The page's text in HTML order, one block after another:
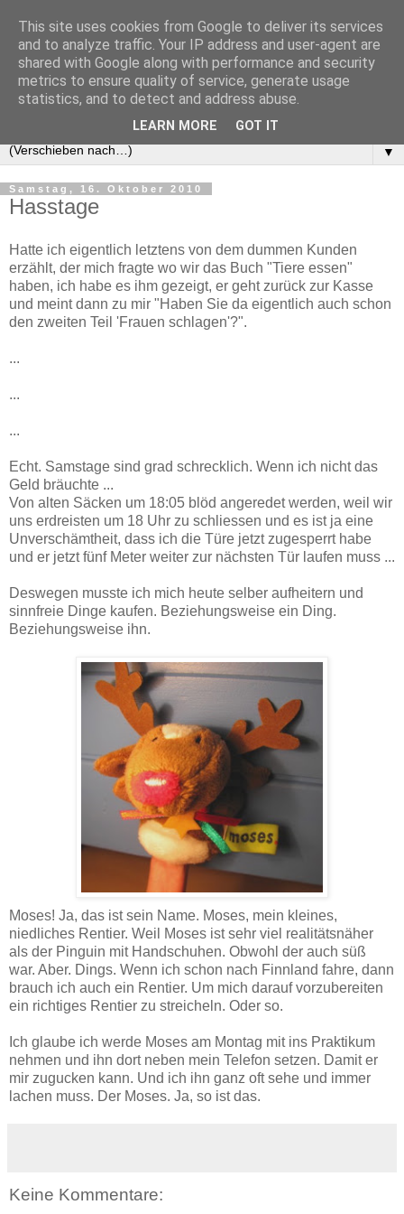
▼
Samstag, 16. Oktober 2010
Hasstage
Hatte ich eigentlich letztens von dem dummen Kunden
erzählt, der mich fragte wo wir das Buch "Tiere essen"
haben, ich habe es ihm gezeigt, er geht zurück zur Kasse
und meint dann zu mir "Haben Sie da eigentlich auch schon
den zweiten Teil 'Frauen schlagen'?".
...
...
...
Echt. Samstage sind grad schrecklich. Wenn ich nicht das
Geld bräuchte ...
Von alten Säcken um 18:05 blöd angeredet werden, weil wir
uns erdreisten um 18 Uhr zu schliessen und es ist ja eine
Unverschämtheit, dass ich die Türe jetzt zugesperrt habe
und er jetzt fünf Meter weiter zur nächsten Tür laufen muss ...
Deswegen musste ich mich heute selber aufheitern und
sinnfreie Dinge kaufen. Beziehungsweise ein Ding.
Beziehungsweise ihn.
Moses! Ja, das ist sein Name. Moses, mein kleines,
niedliches Rentier. Weil Moses ist sehr viel realitätsnäher
als der Pinguin mit Handschuhen. Obwohl der auch süß
war. Aber. Dings. Wenn ich schon nach Finnland fahre, dann
brauch ich auch ein Rentier. Um mich darauf vorzubereiten
ein richtiges Rentier zu streicheln. Oder so.
Ich glaube ich werde Moses am Montag mit ins Praktikum
nehmen und ihn dort neben mein Telefon setzen. Damit er
mir zugucken kann. Und ich ihn ganz oft sehe und immer
lachen muss. Der Moses. Ja, so ist das.
Keine Kommentare:
This site uses cookies from Google to deliver its services
and to analyze traffic. Your IP address and user-agent are
shared with Google along with performance and security
metrics to ensure quality of service, generate usage
statistics, and to detect and address abuse.
LEARN MORE GOT IT